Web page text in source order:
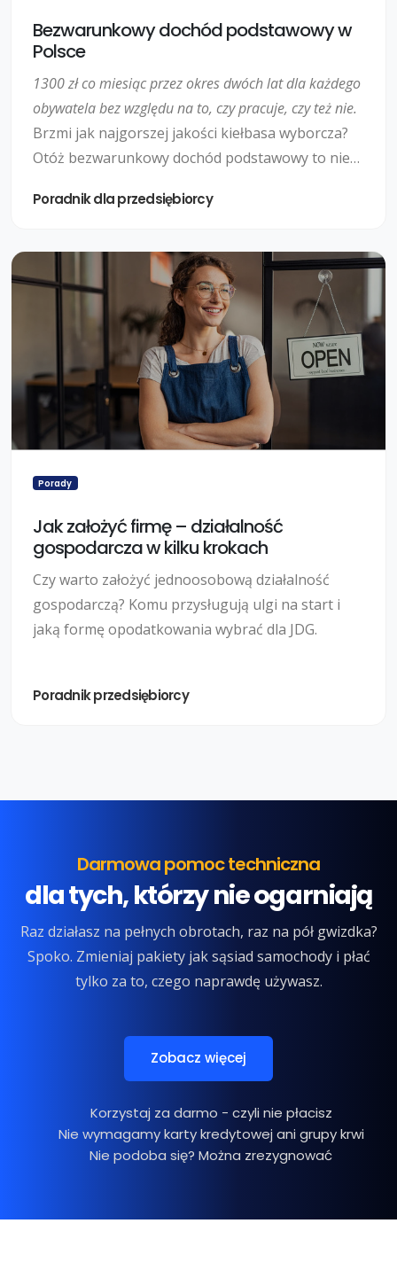
Bezwarunkowy dochód podstawowy w
Polsce
1300 zł co miesiąc przez okres dwóch lat dla każdego
obywatela bez względu na to, czy pracuje, czy też nie.
Brzmi jak najgorszej jakości kiełbasa wyborcza?
Otóż bezwarunkowy dochód podstawowy to nie
program, który realizowany będzie w Polsce, nie
Poradnik dla przedsiębiorcy
Porady
Jak założyć firmę – działalność
gospodarcza w kilku krokach
Czy warto założyć jednoosobową działalność
gospodarczą? Komu przysługują ulgi na start i
jaką formę opodatkowania wybrać dla JDG.
Poradnik przedsiębiorcy
Darmowa pomoc techniczna
dla tych, którzy nie ogarniają
Raz działasz na pełnych obrotach, raz na pół gwizdka?
Spoko. Zmieniaj pakiety jak sąsiad samochody i płać
tylko za to, czego naprawdę używasz.
Zobacz więcej
Korzystaj za darmo - czyli nie płacisz
Nie wymagamy karty kredytowej ani grupy krwi
Nie podoba się? Można zrezygnować